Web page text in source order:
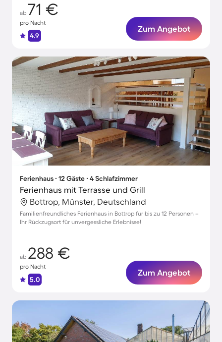
ab 71 €
pro Nacht
4.9
Zum Angebot
Ferienhaus ∙ 12 Gäste ∙ 4 Schlafzimmer
Ferienhaus mit Terrasse und Grill
Bottrop, Münster, Deutschland
Familienfreundliches Ferienhaus in Bottrop für bis zu 12 Personen –
Ihr Rückzugsort für unvergessliche Erlebnisse!
ab 288 €
pro Nacht
5.0
Zum Angebot